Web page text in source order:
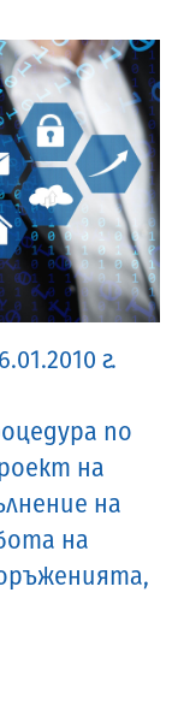
87/372/ЕИО на
бъдат запазени
обществени
мобилни
направените
допълнение на
която да не е
изграждане на
промени.
съществуващи
на нормите
от тях
чл. 36, ал. 1 и
процедура за
забележки по
се събират
по ЗЕС
г.
по
на
на
на